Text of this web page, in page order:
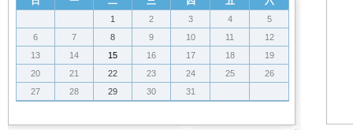
1 2 3 4
5
6
7 8 9 10 11
12
13
14 15 16 17 18
19
20
21 22 23 24 25
26
27
28 29 30 31